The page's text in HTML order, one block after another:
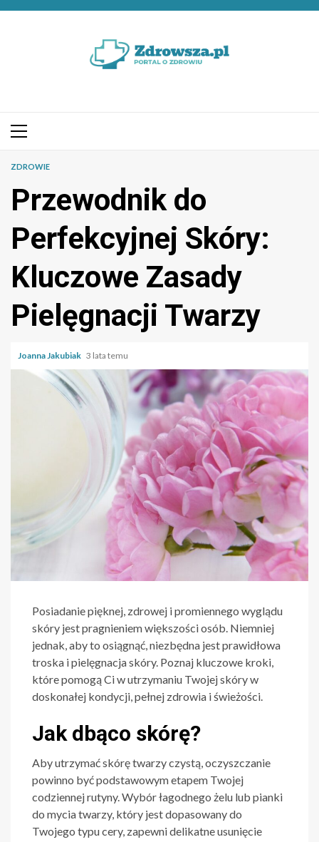
Przejdź
Menu
ZDROWIE
Przewodnik do
Perfekcyjnej Skóry:
Kluczowe Zasady
Pielęgnacji Twarzy
Joanna Jakubiak 3 lata temu
Posiadanie pięknej, zdrowej i promiennego wyglądu
skóry jest pragnieniem większości osób. Niemniej
jednak, aby to osiągnąć, niezbędna jest prawidłowa
troska i pielęgnacja skóry. Poznaj kluczowe kroki,
które pomogą Ci w utrzymaniu Twojej skóry w
doskonałej kondycji, pełnej zdrowia i świeżości.
Jak dbąco skórę?
Aby utrzymać skórę twarzy czystą, oczyszczanie
powinno być podstawowym etapem Twojej
codziennej rutyny. Wybór łagodnego żelu lub pianki
do mycia twarzy, który jest dopasowany do
Twojego typu cery, zapewni delikatne usunięcie